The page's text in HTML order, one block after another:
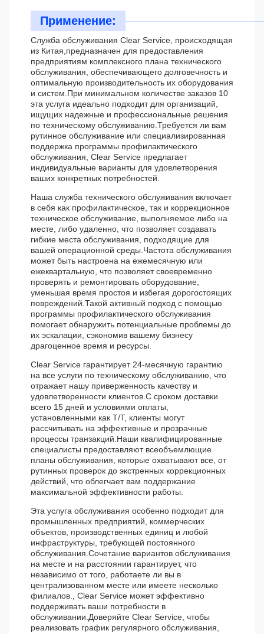
Применение:
Служба обслуживания Clear Service, происходящая
из Китая,предназначен для предоставления
предприятиям комплексного плана технического
обслуживания, обеспечивающего долговечность и
оптимальную производительность их оборудования
и систем.При минимальном количестве заказов 10
эта услуга идеально подходит для организаций,
ищущих надежные и профессиональные решения
по техническому обслуживанию.Требуется ли вам
рутинное обслуживание или специализированная
поддержка программы профилактического
обслуживания, Clear Service предлагает
индивидуальные варианты для удовлетворения
ваших конкретных потребностей.
Наша служба технического обслуживания включает
в себя как профилактическое, так и коррекционное
техническое обслуживание, выполняемое либо на
месте, либо удаленно, что позволяет создавать
гибкие места обслуживания, подходящие для
вашей операционной среды.Частота обслуживания
может быть настроена на ежемесячную или
ежеквартальную, что позволяет своевременно
проверять и ремонтировать оборудование,
уменьшая время простоя и избегая дорогостоящих
повреждений.Такой активный подход с помощью
программы профилактического обслуживания
помогает обнаружить потенциальные проблемы до
их эскалации, сэкономив вашему бизнесу
драгоценное время и ресурсы.
Clear Service гарантирует 24-месячную гарантию
на все услуги по техническому обслуживанию, что
отражает нашу приверженность качеству и
удовлетворенности клиентов.С сроком доставки
всего 15 дней и условиями оплаты,
установленными как T/T, клиенты могут
рассчитывать на эффективные и прозрачные
процессы транзакций.Наши квалифицированные
специалисты предоставляют всеобъемлющие
планы обслуживания, которые охватывают все, от
рутинных проверок до экстренных коррекционных
действий, что облегчает вам поддержание
максимальной эффективности работы.
Эта услуга обслуживания особенно подходит для
промышленных предприятий, коммерческих
объектов, производственных единиц и любой
инфраструктуры, требующей постоянного
обслуживания.Сочетание вариантов обслуживания
на месте и на расстоянии гарантирует, что
независимо от того, работаете ли вы в
централизованном месте или имеете несколько
филиалов., Clear Service может эффективно
поддерживать ваши потребности в
обслуживании.Доверяйте Clear Service, чтобы
реализовать график регулярного обслуживания,